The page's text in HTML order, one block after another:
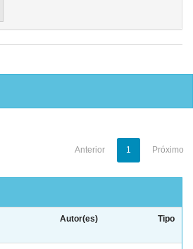
Anterior 1 Próximo
Autor(es) Tipo